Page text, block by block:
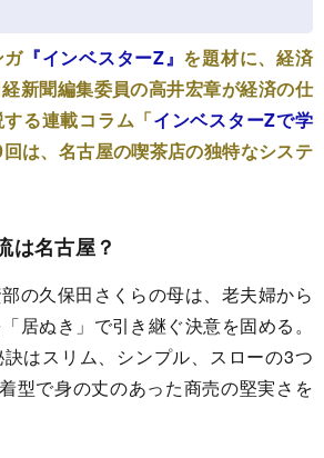
ガ 『インベスターZ』 を題材に、経済
新聞編集委員の高井宏章が経済の仕
る連載コラム「インベスターZで学
回は、名古屋の喫茶店の独特なシステ
は名古屋？
の久保田さくらの母は、老夫婦から
居ぬき」で引き継ぐ決意を固める。
はスリム、シンプル、スローの3つ
型で身の丈のあった商売の堅実さを